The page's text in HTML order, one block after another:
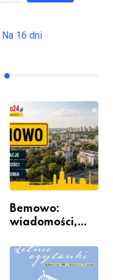
Na 16 dni
Bemowo:
wiadomości,
wydarzenia z
dzielnicy